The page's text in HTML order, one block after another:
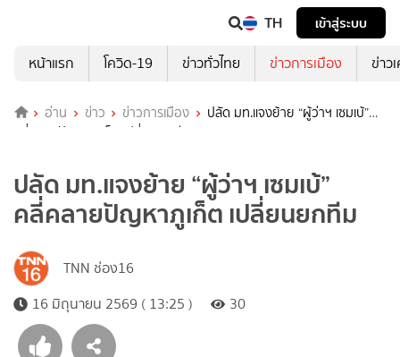
TH
เข้าสู่ระบบ
หน้าแรก
โควิด-19 ข่าวทั่วไทย ข่าวการเมือง ข่าว
อ่าน ข่าว ข่าวการเมือง
ปลัด มท.แจงย้าย “ผู้ว่าฯ เซมเบ้”
คลี่คลายปัญหาภูเก็ต เปลี่ยนยกทีม
ปลัด มท.แจงย้าย “ผู้ว่าฯ เซมเบ้”
คลี่คลายปัญหาภูเก็ต เปลี่ยนยกทีม
TNN ช่อง16
16 มิถุนายน 2569 ( 13:25 )
30